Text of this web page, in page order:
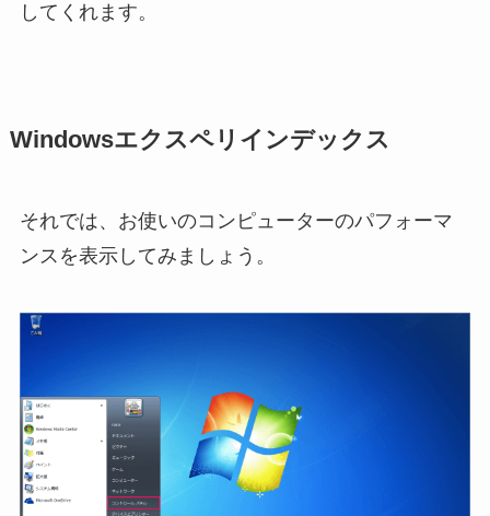
してくれます。
Windowsエクスペリインデックス
それでは、お使いのコンピューターのパフォーマ
ンスを表示してみましょう。